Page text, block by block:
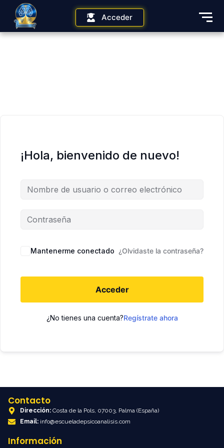
Acceder
¡Hola, bienvenido de nuevo!
Mantenerme conectado ¿Olvidaste la contraseña?
Acceder
¿No tienes una cuenta?Regístrate ahora
Contacto
Dirección: Costa de la Pols, 07003, Palma (España)
Email: info@escueladepsicoanalisis.com
Información